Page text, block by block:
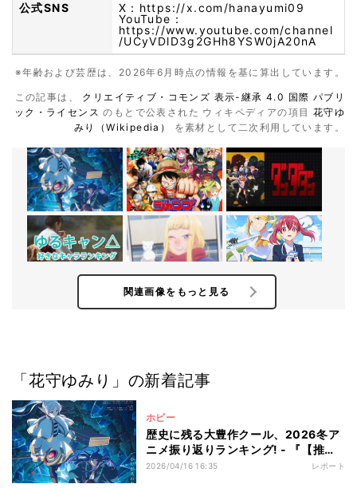
公式SNS
X： https://x.com/hanayumi09
YouTube：
https://www.youtube.com/channel
/UCyVDlD3g2GHh8YSW0jA20nA
※年齢および芸歴は、2026年6月時点の情報を基に算出しています。
この記事は、 クリエイティブ・コモンズ 表示-継承 4.0 国際 パブリ
ック・ライセンスのもとで公表された ウィキペディアの項目 花守ゆ
みり（Wikipedia） を素材として二次利用しています。
関連画像をもっと見る
「花守ゆみり」の新着記事
ホビー
歴史に残る大豊作クール、2026冬ア
ニメ振り返りランキング! - 『【推し
の子】』『ゴールデンカムイ』超えた
2026/04/16 16:35 レポート